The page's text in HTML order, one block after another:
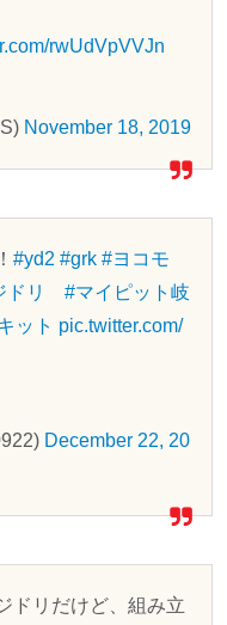
rwUdVpVVJn
November 18, 2019
#yd2 #grk #ヨコモ
ドリ
#マイピット岐
ット pic.twitter.com/
December 22, 20
ドリだけど、組み立